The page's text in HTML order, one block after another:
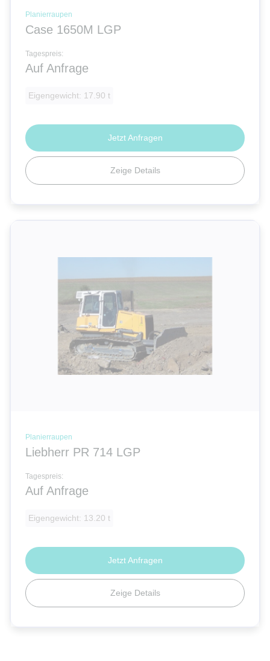
Planierraupen
Case 1650M LGP
Tagespreis:
Auf Anfrage
Eigengewicht: 17.90 t
Zeige Details
Jetzt Anfragen
Planierraupen
Liebherr PR 714 LGP
Tagespreis:
Auf Anfrage
Eigengewicht: 13.20 t
Zeige Details
Jetzt Anfragen